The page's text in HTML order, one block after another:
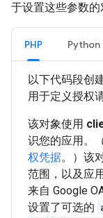
于设置这些参数的
PHP Python
以下代码段创
用于定义授权
该对象使用
识您的应用。
权凭据。）该
范围，以及应
来自 Google
设置了可选的